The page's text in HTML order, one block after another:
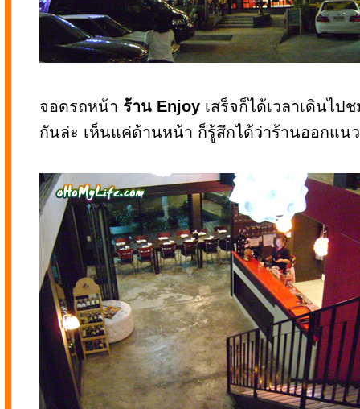
จอดรถหน้า ร้าน Enjoy เสร็จก็ได้เวลาเดินไป
กันล่ะ เห็นแค่ด้านหน้า ก็รู้สึกได้ว่าร้านออกแน